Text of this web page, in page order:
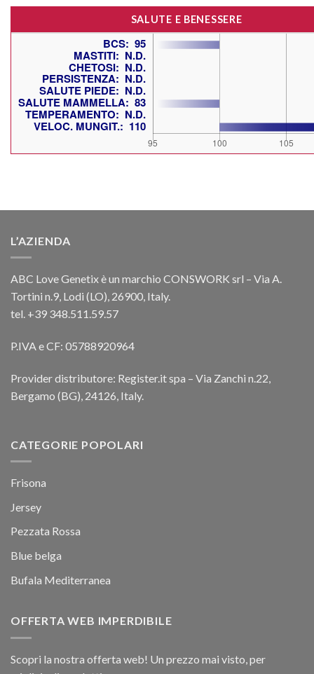
SALUTE E BENESSERE
L’AZIENDA
ABC Love Genetix è un marchio CONSWORK srl – Via A.
Tortini n.9, Lodi (LO), 26900, Italy.
tel. +39 348.511.59.57
P.IVA e CF: 05788920964
Provider distributore: Register.it spa – Via Zanchi n.22,
Bergamo (BG), 24126, Italy.
CATEGORIE POPOLARI
Frisona
Jersey
Pezzata Rossa
Blue belga
Bufala Mediterranea
OFFERTA WEB IMPERDIBILE
Scopri la nostra offerta web! Un prezzo mai visto, per